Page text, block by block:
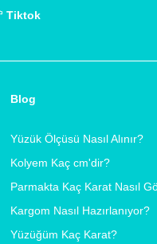
Tiktok
Blog
Yüzük Ölçüsü Nasıl Alınır?
Kolyem Kaç cm'dir?
Parmakta Kaç Karat Nasıl
Kargom Nasıl Hazırlanıyor?
Yüzüğüm Kaç Karat?